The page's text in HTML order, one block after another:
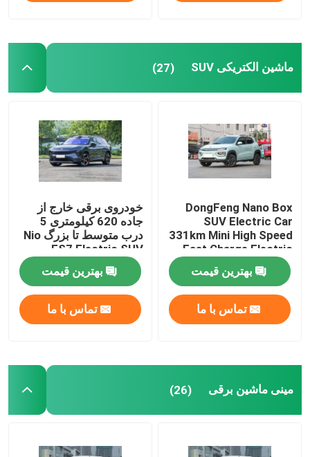
ماشین الکتریکی SUV (27)
DongFeng Nano Box
SUV Electric Car
331km Mini High Speed
​​Fast Charge Electric
Car
بهترین قیمت
تماس با ما
خودروی برقی خارج از
جاده 620 کیلومتری 5
درب متوسط ​​تا بزرگ Nio
ES7 Electric SUV
بهترین قیمت
تماس با ما
مینی ماشین برقی (26)